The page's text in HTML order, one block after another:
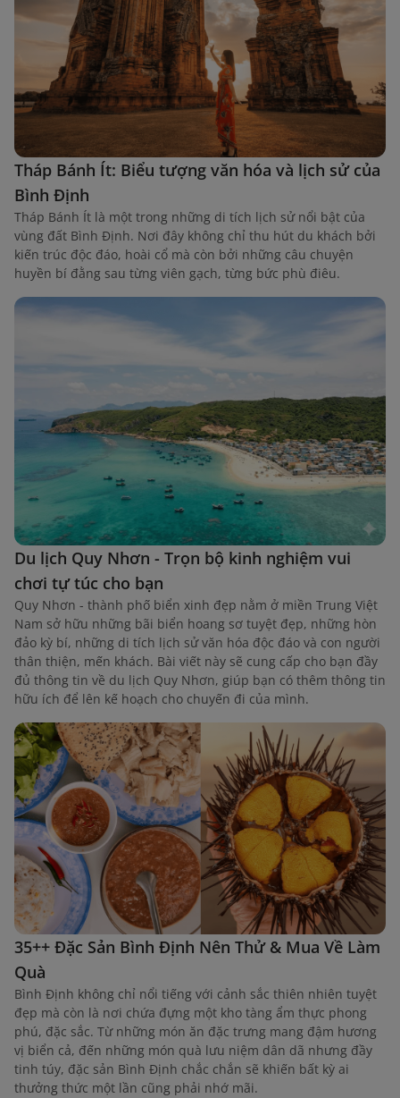
Tháp Bánh Ít: Biểu tượng văn hóa và lịch sử của
Bình Định
Tháp Bánh Ít là một trong những di tích lịch sử nổi bật của
vùng đất Bình Định. Nơi đây không chỉ thu hút du khách bởi
kiến trúc độc đáo, hoài cổ mà còn bởi những câu chuyện
huyền bí đằng sau từng viên gạch, từng bức phù điêu.
Du lịch Quy Nhơn - Trọn bộ kinh nghiệm vui
chơi tự túc cho bạn
Quy Nhơn - thành phố biển xinh đẹp nằm ở miền Trung Việt
Nam sở hữu những bãi biển hoang sơ tuyệt đẹp, những hòn
đảo kỳ bí, những di tích lịch sử văn hóa độc đáo và con người
thân thiện, mến khách. Bài viết này sẽ cung cấp cho bạn đầy
đủ thông tin về du lịch Quy Nhơn, giúp bạn có thêm thông tin
hữu ích để lên kế hoạch cho chuyến đi của mình.
35++ Đặc Sản Bình Định Nên Thử & Mua Về Làm
Quà
Bình Định không chỉ nổi tiếng với cảnh sắc thiên nhiên tuyệt
đẹp mà còn là nơi chứa đựng một kho tàng ẩm thực phong
phú, đặc sắc. Từ những món ăn đặc trưng mang đậm hương
vị biển cả, đến những món quà lưu niệm dân dã nhưng đầy
tinh túy, đặc sản Bình Định chắc chắn sẽ khiến bất kỳ ai
thưởng thức một lần cũng phải nhớ mãi.